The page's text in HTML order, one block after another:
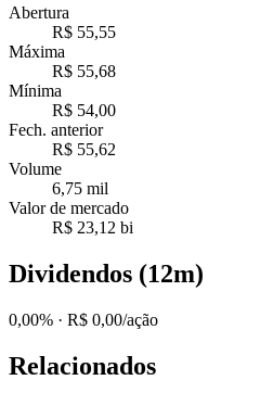
Abertura
R$ 55,55
Máxima
R$ 55,68
Mínima
R$ 54,00
Fech. anterior
R$ 55,62
Volume
6,75 mil
Valor de mercado
R$ 23,12 bi
Dividendos (12m)
0,00% · R$ 0,00/ação
Relacionados